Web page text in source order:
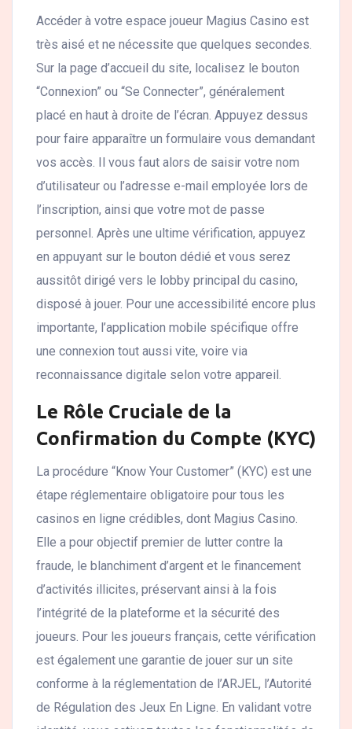
Accéder à votre espace joueur Magius Casino est
très aisé et ne nécessite que quelques secondes.
Sur la page d’accueil du site, localisez le bouton
“Connexion” ou “Se Connecter”, généralement
placé en haut à droite de l’écran. Appuyez dessus
pour faire apparaître un formulaire vous demandant
vos accès. Il vous faut alors de saisir votre nom
d’utilisateur ou l’adresse e-mail employée lors de
l’inscription, ainsi que votre mot de passe
personnel. Après une ultime vérification, appuyez
en appuyant sur le bouton dédié et vous serez
aussitôt dirigé vers le lobby principal du casino,
disposé à jouer. Pour une accessibilité encore plus
importante, l’application mobile spécifique offre
une connexion tout aussi vite, voire via
reconnaissance digitale selon votre appareil.
Le Rôle Cruciale de la
Confirmation du Compte (KYC)
La procédure “Know Your Customer” (KYC) est une
étape réglementaire obligatoire pour tous les
casinos en ligne crédibles, dont Magius Casino.
Elle a pour objectif premier de lutter contre la
fraude, le blanchiment d’argent et le financement
d’activités illicites, préservant ainsi à la fois
l’intégrité de la plateforme et la sécurité des
joueurs. Pour les joueurs français, cette vérification
est également une garantie de jouer sur un site
conforme à la réglementation de l’ARJEL, l’Autorité
de Régulation des Jeux En Ligne. En validant votre